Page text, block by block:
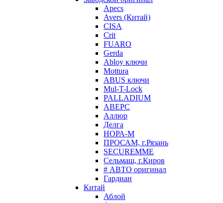
Apecs
Avers (Китай)
CISA
Crit
FUARO
Gerda
Abloy ключи
Mottura
ABUS ключи
Mul-T-Lock
PALLADIUM
АВЕРС
Аллюр
Делга
НОРА-М
ПРОСАМ, г.Рязань
SECUREMME
Сельмаш, г.Киров
# АВТО оригинал
Гардиан
Китай
Аблой